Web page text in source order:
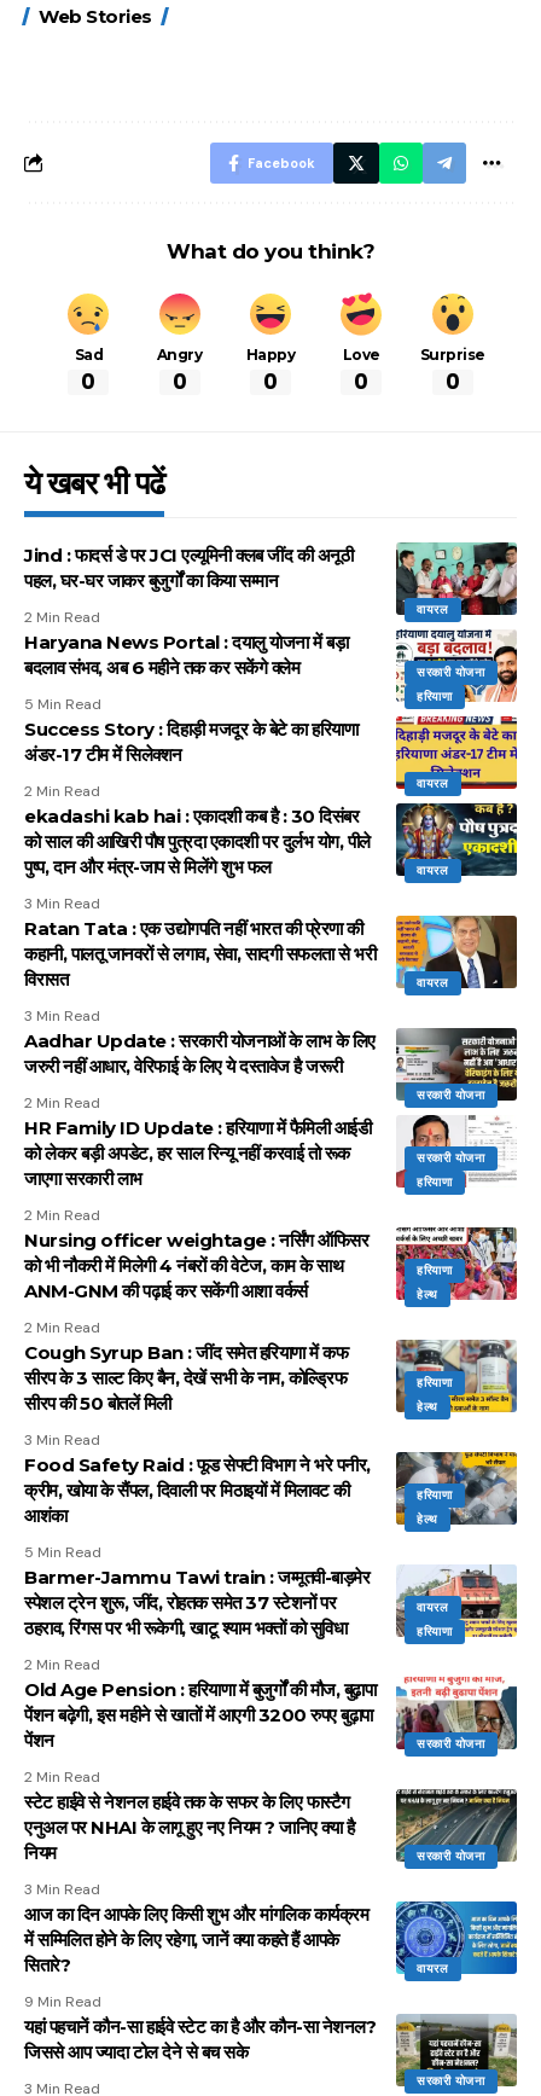
Web Stories
FASTag के ये नए
Facebook
What do you think?
Sad
0
Angry
0
Happy
0
Love
0
Surprise
0
ये खबर भी पढें
वायरल
Jind : फादर्स डे पर JCI एल्यूमिनी क्लब जींद की अनूठी
पहल, घर-घर जाकर बुजुर्गों का किया सम्मान
2 Min Read
सरकारी योजना
हरियाणा
Haryana News Portal : दयालु योजना में बड़ा
बदलाव संभव, अब 6 महीने तक कर सकेंगे क्लेम
5 Min Read
वायरल
Success Story : दिहाड़ी मजदूर के बेटे का हरियाणा
अंडर-17 टीम में सिलेक्शन
2 Min Read
वायरल
ekadashi kab hai : एकादशी कब है : 30 दिसंबर
को साल की आखिरी पौष पुत्रदा एकादशी पर दुर्लभ योग, पीले
पुष्प, दान और मंत्र-जाप से मिलेंगे शुभ फल
3 Min Read
वायरल
Ratan Tata : एक उद्योगपति नहीं भारत की प्रेरणा की
कहानी, पालतू जानवरों से लगाव, सेवा, सादगी सफलता से भरी
विरासत
3 Min Read
सरकारी योजना
Aadhar Update : सरकारी योजनाओं के लाभ के लिए
जरुरी नहीं आधार, वेरिफाई के लिए ये दस्तावेज है जरूरी
2 Min Read
सरकारी योजना
हरियाणा
HR Family ID Update : हरियाणा में फैमिली आईडी
को लेकर बड़ी अपडेट, हर साल रिन्यू नहीं करवाई तो रूक
जाएगा सरकारी लाभ
2 Min Read
हरियाणा
हेल्थ
Nursing officer weightage : नर्सिंग ऑफिसर
को भी नौकरी में मिलेगी 4 नंबरों की वेटेज, काम के साथ
ANM-GNM की पढ़ाई कर सकेंगी आशा वर्कर्स
2 Min Read
हरियाणा
हेल्थ
Cough Syrup Ban : जींद समेत हरियाणा में कफ
सीरप के 3 साल्ट किए बैन, देखें सभी के नाम, कोल्ड्रिफ
सीरप की 50 बोतलें मिली
3 Min Read
हरियाणा
हेल्थ
Food Safety Raid : फूड सेफ्टी विभाग ने भरे पनीर,
क्रीम, खोया के सैंपल, दिवाली पर मिठाइयों में मिलावट की
आशंका
5 Min Read
वायरल
हरियाणा
Barmer-Jammu Tawi train : जम्मूतवी-बाड़मेर
स्पेशल ट्रेन शुरू, जींद, रोहतक समेत 37 स्टेशनों पर
ठहराव, रिंगस पर भी रूकेगी, खाटू श्याम भक्तों को सुविधा
2 Min Read
सरकारी योजना
Old Age Pension : हरियाणा में बुजुर्गों की मौज, बुढ़ापा
पेंशन बढ़ेगी, इस महीने से खातों में आएगी 3200 रुपए बुढ़ापा
पेंशन
2 Min Read
सरकारी योजना
स्टेट हाईवे से नेशनल हाईवे तक के सफर के लिए फास्टैग
एनुअल पर NHAI के लागू हुए नए नियम ? जानिए क्या है
नियम
3 Min Read
वायरल
आज का दिन आपके लिए किसी शुभ और मांगलिक कार्यक्रम
में सम्मिलित होने के लिए रहेगा, जानें क्या कहते हैं आपके
सितारे?
9 Min Read
सरकारी योजना
यहां पहचानें कौन-सा हाईवे स्टेट का है और कौन-सा नेशनल?
जिससे आप ज्यादा टोल देने से बच सके
3 Min Read